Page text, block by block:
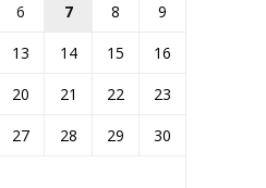
6 7 8
9
13 14 15
16
20 21 22
23
27 28 29
30